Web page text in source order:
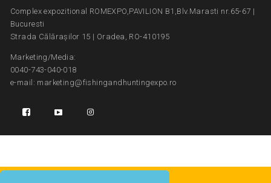
Complex expozitional ROMEXPO,PAVILION B1,Blv.Marasti nr.65-67 |
Bucuresti
Strada Călărașilor 15 | Oradea, RO-410195
Marketing/Media:
0040-743-040-018
e-mail: marketing@fishingandhuntingexpo.ro